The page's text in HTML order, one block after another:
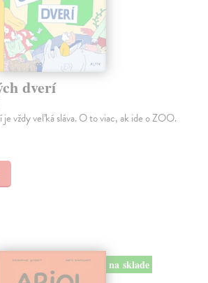
dverí
vždy veľká sláva. O to viac, ak ide o ZOO.
na sklade